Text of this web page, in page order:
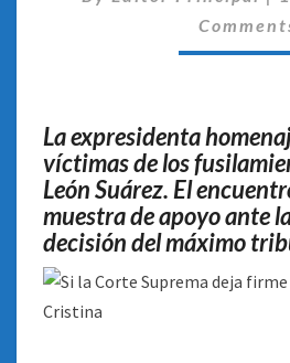
DE
LA
La expresidenta
víctimas de los
León Suárez. El
muestra de apoyo ante
decisión del máximo